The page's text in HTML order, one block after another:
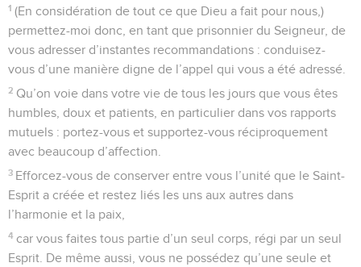
1 (En considération de tout ce que Dieu a fait pour nous,)
permettez-moi donc, en tant que prisonnier du Seigneur, de
vous adresser d’instantes recommandations : conduisez-
vous d’une manière digne de l’appel qui vous a été adressé.
2 Qu’on voie dans votre vie de tous les jours que vous êtes
humbles, doux et patients, en particulier dans vos rapports
mutuels : portez-vous et supportez-vous réciproquement
avec beaucoup d’affection.
3 Efforcez-vous de conserver entre vous l’unité que le Saint-
Esprit a créée et restez liés les uns aux autres dans
l’harmonie et la paix,
4 car vous faites tous partie d’un seul corps, régi par un seul
Esprit. De même aussi, vous ne possédez qu’une seule et